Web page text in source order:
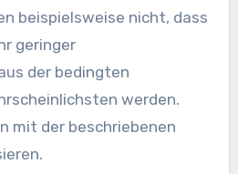
beispielsweise nicht, dass
geringer
der bedingten
werden.
mit der beschriebenen